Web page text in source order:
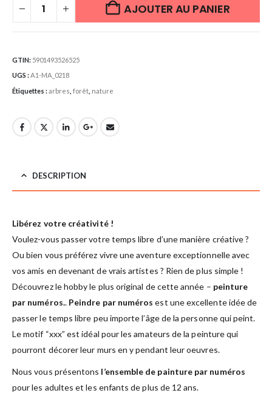
AJOUTER AU PANIER
GTIN: 5901493526525
UGS :A1-MA_0218
Étiquettes :arbres forêt nature
DESCRIPTION
Libérez votre créativité !
Voulez-vous passer votre temps libre d’une manière créative ?
Ou bien vous préférez vivre une aventure exceptionnelle avec
vos amis en devenant de vrais artistes ? Rien de plus simple !
Découvrez le hobby le plus original de cette année – peinture
par numéros.. Peindre par numéros est une excellente idée de
passer le temps libre peu importe l’âge de la personne qui peint.
Le motif “xxx” est idéal pour les amateurs de la peinture qui
pourront décorer leur murs en y pendant leur oeuvres.
Nous vous présentons l’ensemble de painture par numéros
pour les adultes et les enfants de plus de 12 ans.